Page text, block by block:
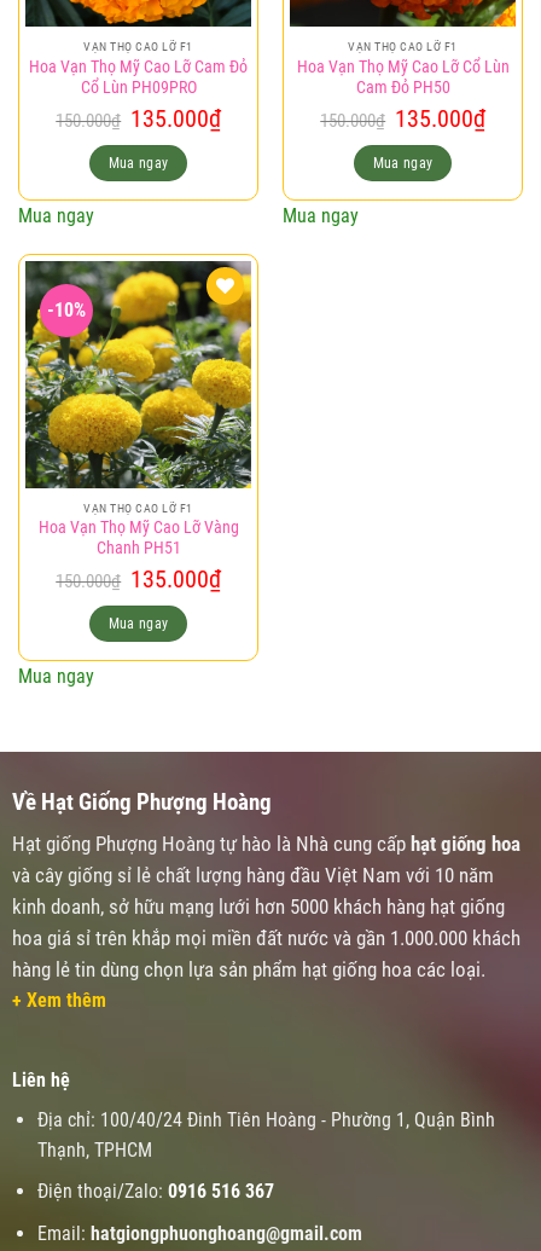
VẠN THỌ CAO LỠ F1
Hoa Vạn Thọ Mỹ Cao Lỡ Cam Đỏ
Cổ Lùn PH09PRO
150.000₫ Giá
gốc
là:
150.000₫.
135.000₫Giá
hiện
135.000₫.
Mua ngay
Mua ngay
VẠN THỌ CAO LỠ F1
Hoa Vạn Thọ Mỹ Cao Lỡ Cổ Lùn
Cam Đỏ PH50
150.000₫ Giá
gốc
là:
150.000₫.
135.000₫Giá
hiện
Mua ngay
Mua ngay
-10%
Add to
wishlist
VẠN THỌ CAO LỠ F1
Hoa Vạn Thọ Mỹ Cao Lỡ Vàng
Chanh PH51
150.000₫ Giá
gốc
là:
150.000₫.
135.000₫Giá
hiện
Mua ngay
Mua ngay
Về Hạt Giống Phượng Hoàng
Hạt giống Phượng Hoàng tự hào là Nhà cung cấp hạt giống hoa
và cây giống sỉ lẻ chất lượng hàng đầu Việt Nam với 10 năm
kinh doanh, sở hữu mạng lưới hơn 5000 khách hàng hạt giống
hoa giá sỉ trên khắp mọi miền đất nước và gần 1.000.000 khách
hàng lẻ tin dùng chọn lựa sản phẩm hạt giống hoa các loại.
+ Xem thêm
Liên hệ
Địa chỉ: 100/40/24 Đinh Tiên Hoàng - Phường 1, Quận Bình
Thạnh, TPHCM
Điện thoại/Zalo: 0916 516 367
Email: hatgiongphuonghoang@gmail.com